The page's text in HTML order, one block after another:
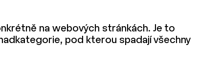
na webových stránkách. Je to
pod kterou spadají všechny